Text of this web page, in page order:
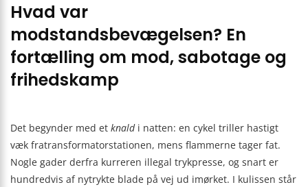
Hvad var
modstandsbevægelsen? En
fortælling om mod, sabotage og
frihedskamp
Det begynder med et knaldi natten: en cykel triller hastigt
væk fratransformatorstationen, mens flammerne tager fat.
Nogle gader derfra kurreren illegal trykpresse, og snart er
hundredvis af nytrykte blade på vej ud imørket. I kulissen står